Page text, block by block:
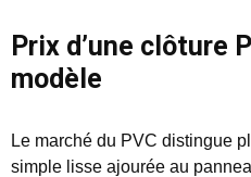
Prix d’une clôture
modèle
Le marché du PVC distingue
simple lisse ajourée au